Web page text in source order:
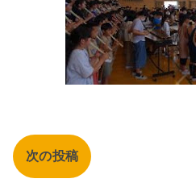
次の投稿